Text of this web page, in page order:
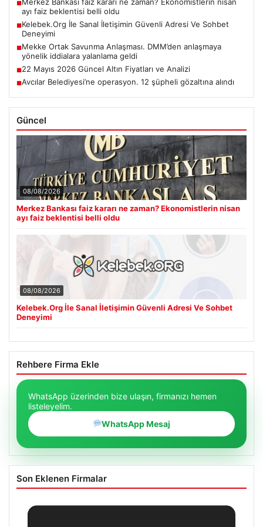
■
ayı faiz beklentisi belli oldu
■Kelebek.Org İle Sanal İletişimin Güvenli Adresi Ve Sohbet
Deneyimi
■Mekke Ortak Savunma Anlaşması. DMM’den anlaşmaya
yönelik iddialara yalanlama geldi
■22 Mayıs 2026 Güncel Altın Fiyatları ve Analizi
■Avcılar Belediyesi’ne operasyon. 12 şüpheli gözaltına alındı
Güncel
08/08/2026
Merkez Bankası faiz kararı ne zaman? Ekonomistlerin nisan
ayı faiz beklentisi belli oldu
08/08/2026
Kelebek.Org İle Sanal İletişimin Güvenli Adresi Ve Sohbet
Deneyimi
Rehbere Firma Ekle
WhatsApp üzerinden bize ulaşın, firmanızı hemen
listeleyelim.
WhatsApp Mesaj
Son Eklenen Firmalar